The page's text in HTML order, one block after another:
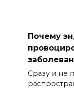
Почему
Сразу и не